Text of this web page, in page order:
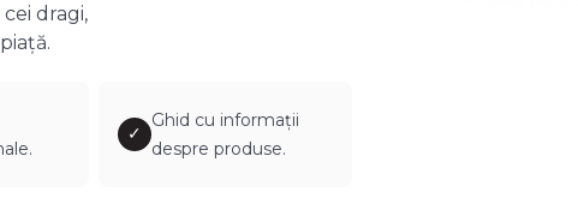
dragi,
✓
Ghid cu informații
despre produse.